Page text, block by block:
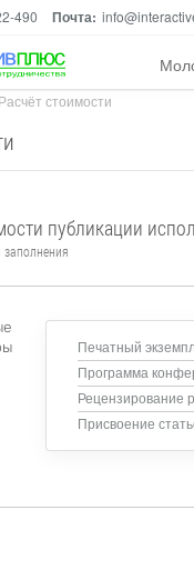
490 Почта:
Расчёт стоимости
публикации
Печатный
Программа
Рецензирование
Присвоение